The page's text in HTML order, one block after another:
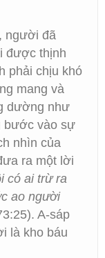
người đã
được thịnh
phải chịu khó
mang và
dường như
bước vào sự
nhìn của
ra một lời
có ai trừ ra
ao người
A-sáp
là kho báu